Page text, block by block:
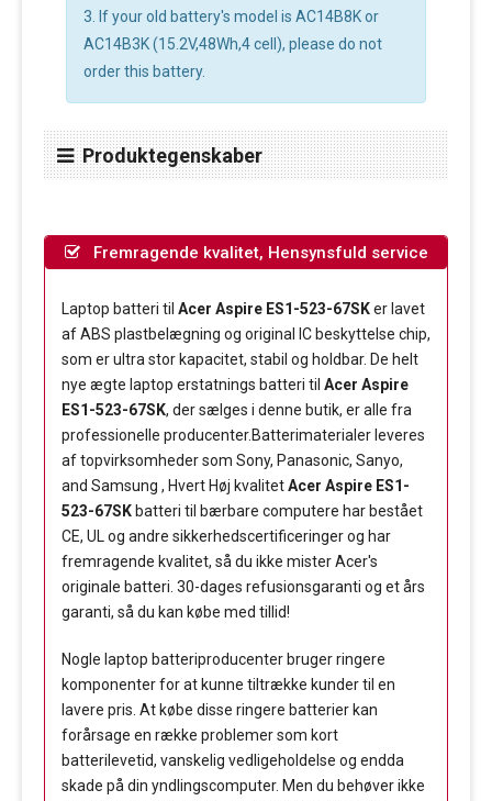
3. If your old battery's model is AC14B8K or
AC14B3K (15.2V,48Wh,4 cell), please do not
order this battery.
Produktegenskaber
Fremragende kvalitet, Hensynsfuld service
Laptop batteri til Acer Aspire ES1-523-67SKer lavet
af ABS plastbelægning og original IC beskyttelse chip,
som er ultra stor kapacitet, stabil og holdbar. De helt
nye ægte laptop erstatnings batteri til Acer Aspire
ES1-523-67SK, der sælges i denne butik, er alle fra
professionelle producenter.Batterimaterialer leveres
af topvirksomheder som Sony, Panasonic, Sanyo,
and Samsung , Hvert Høj kvalitetAcer Aspire ES1-
523-67SK batteri til bærbare computere har bestået
CE, UL og andre sikkerhedscertificeringer og har
fremragende kvalitet, så du ikke mister Acer's
originale batteri. 30-dages refusionsgaranti og et års
garanti, så du kan købe med tillid!
Nogle laptop batteriproducenter bruger ringere
komponenter for at kunne tiltrække kunder til en
lavere pris. At købe disse ringere batterier kan
forårsage en række problemer som kort
batterilevetid, vanskelig vedligeholdelse og endda
skade på din yndlingscomputer. Men du behøver ikke